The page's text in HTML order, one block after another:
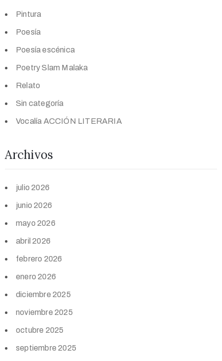
Pintura
Poesía
Poesía escénica
Poetry Slam Malaka
Relato
Sin categoría
Vocalía ACCIÓN LITERARIA
Archivos
julio 2026
junio 2026
mayo 2026
abril 2026
febrero 2026
enero 2026
diciembre 2025
noviembre 2025
octubre 2025
septiembre 2025